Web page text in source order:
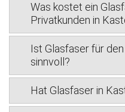
Was kostet ein
Privatkunden in
Ist Glasfaser für
sinnvoll?
Hat Glasfaser in